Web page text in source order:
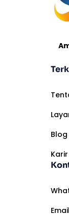
Blog
Karir
Email